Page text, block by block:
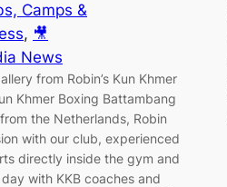
Camps &
, 🎥
News
from Robin’s Kun Khmer
Khmer Boxing Battambang
the Netherlands, Robin
with our club, experienced
directly inside the gym and
with KKB coaches and